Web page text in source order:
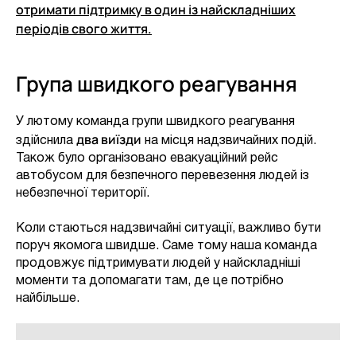
отримати підтримку в один із найскладніших
періодів свого життя.
Група швидкого реагування
У лютому команда групи швидкого реагування
здійснила два виїзди на місця надзвичайних подій.
Також було організовано евакуаційний рейс
автобусом для безпечного перевезення людей із
небезпечної території.
Коли стаються надзвичайні ситуації, важливо бути
поруч якомога швидше. Саме тому наша команда
продовжує підтримувати людей у найскладніші
моменти та допомагати там, де це потрібно
найбільше.